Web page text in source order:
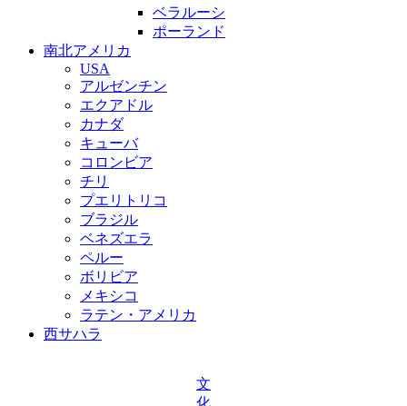
ベラルーシ
ポーランド
南北アメリカ
USA
アルゼンチン
エクアドル
カナダ
キューバ
コロンビア
チリ
プエリトリコ
ブラジル
ベネズエラ
ペルー
ボリビア
メキシコ
ラテン・アメリカ
西サハラ
文